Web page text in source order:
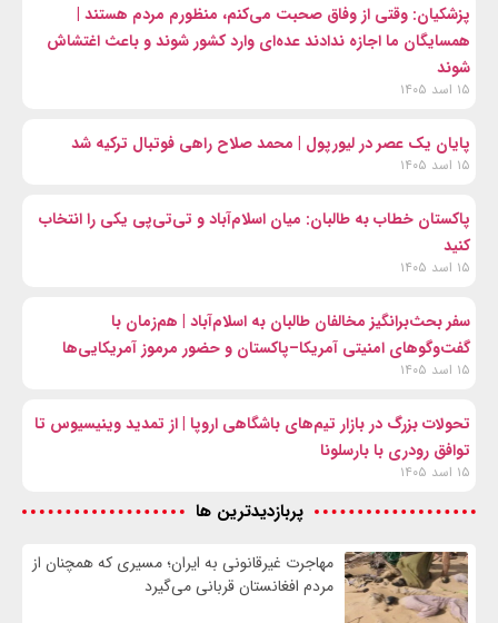
پزشکیان: وقتی از وفاق صحبت می‌کنم، منظورم مردم هستند |
همسایگان ما اجازه ندادند عده‌ای وارد کشور شوند و باعث اغتشاش
شوند
۱۵ اسد ۱۴۰۵
پایان یک عصر در لیورپول | محمد صلاح راهی فوتبال ترکیه شد
۱۵ اسد ۱۴۰۵
پاکستان خطاب به طالبان: میان اسلام‌آباد و تی‌تی‌پی یکی را انتخاب
کنید
۱۵ اسد ۱۴۰۵
سفر بحث‌برانگیز مخالفان طالبان به اسلام‌آباد | هم‌زمان با
گفت‌وگوهای امنیتی آمریکا–پاکستان و حضور مرموز آمریکایی‌ها
۱۵ اسد ۱۴۰۵
تحولات بزرگ در بازار تیم‌های باشگاهی اروپا | از تمدید وینیسیوس تا
توافق رودری با بارسلونا
۱۵ اسد ۱۴۰۵
پربازدیدترین ها
مهاجرت غیرقانونی به ایران؛ مسیری که همچنان از
مردم افغانستان قربانی می‌گیرد